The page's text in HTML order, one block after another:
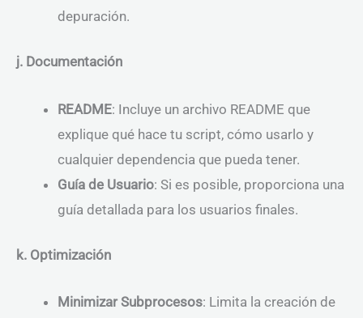
depuración.
j. Documentación
README: Incluye un archivo README que
explique qué hace tu script, cómo usarlo y
cualquier dependencia que pueda tener.
Guía de Usuario: Si es posible, proporciona una
guía detallada para los usuarios finales.
k. Optimización
Minimizar Subprocesos: Limita la creación de